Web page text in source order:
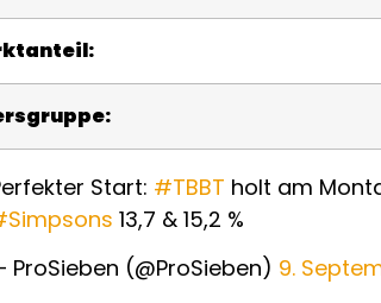
Start: #TBBT holt am
13,7 & 15,2 %
ProSieben (@ProSieben) 9.